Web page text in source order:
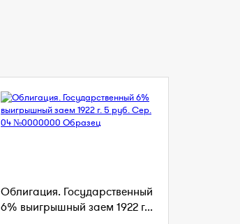
Облигация. Государственный
6% выигрышный заем 1922 г...